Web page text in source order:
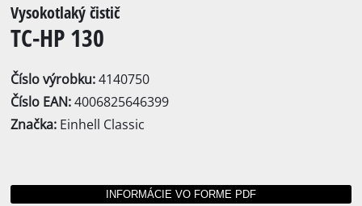
Vysokotlaký čistič
TC-HP 130
Číslo výrobku:4140750
Číslo EAN:4006825646399
Značka: Einhell Classic